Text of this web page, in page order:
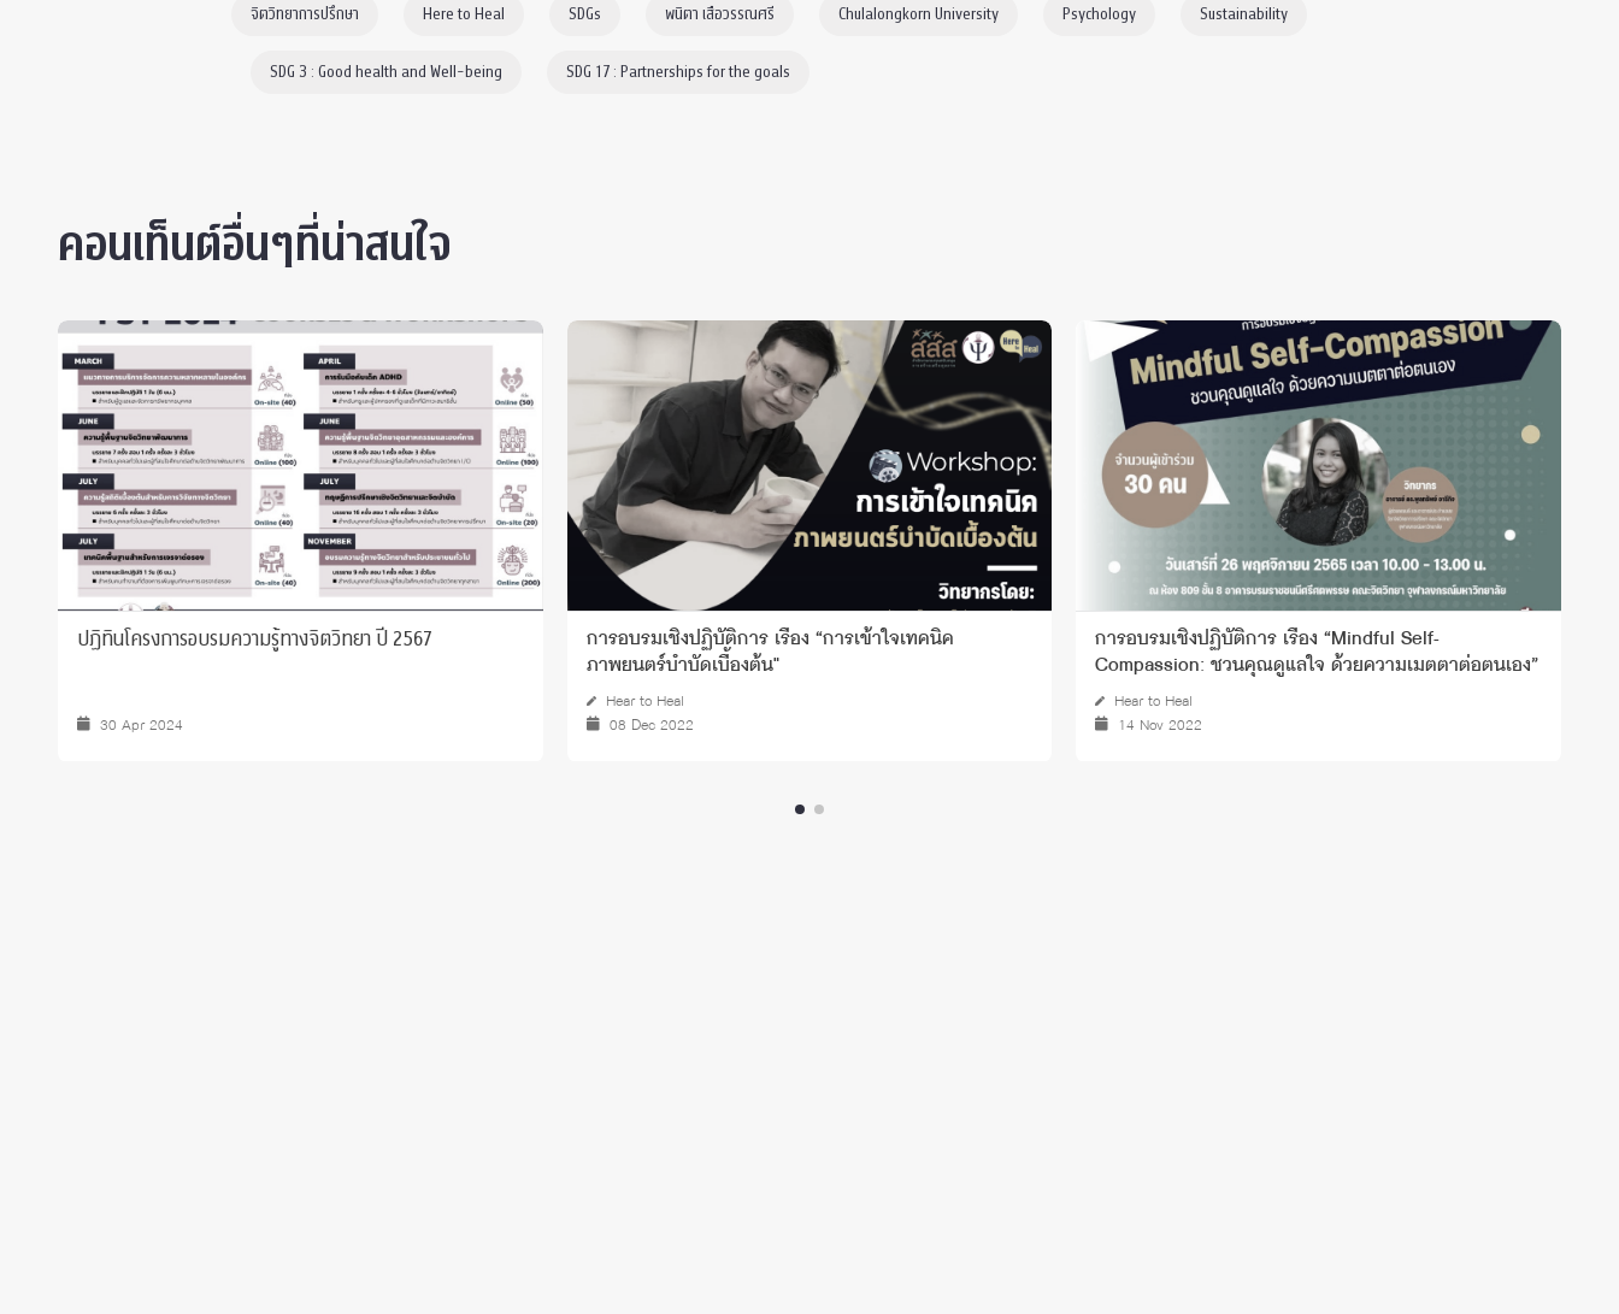
จิตวิทยาการปรึกษา Here to Heal SDGs พนิตา เสือวรรณศรี Chulalongkorn University Psychology Sustainability
SDG 3 : Good health and Well-being SDG 17 : Partnerships for the goals
คอนเท็นต์อื่นๆที่น่าสนใจ
ปฏิทินโครงการอบรมความรู้ทางจิตวิทยา ปี 2567
30 Apr 2024
การอบรมเชิงปฏิบัติการ เรื่อง “การเข้าใจเทคนิค
ภาพยนตร์บำบัดเบื้องต้น"
Hear to Heal
08 Dec 2022
การอบรมเชิงปฏิบัติการ เรื่อง “Mindful Self-
Compassion: ชวนคุณดูแลใจ ด้วยความเมตตาต่อตนเอง”
Hear to Heal
14 Nov 2022